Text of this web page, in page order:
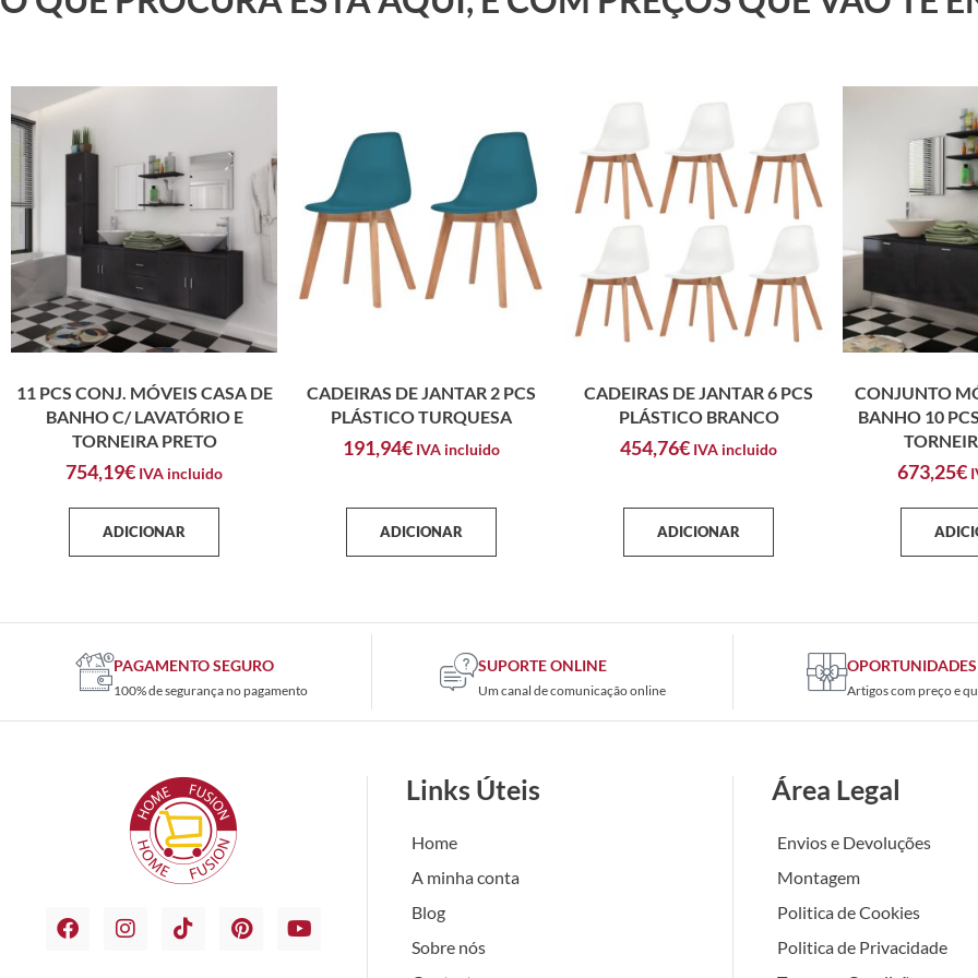
11 PCS CONJ. MÓVEIS CASA DE
BANHO C/ LAVATÓRIO E
TORNEIRA PRETO
754,19€ IVA incluido
ADICIONAR
CADEIRAS DE JANTAR 2 PCS
PLÁSTICO TURQUESA
191,94€ IVA incluido
ADICIONAR
CADEIRAS DE JANTAR 6 PCS
PLÁSTICO BRANCO
454,76€ IVA incluido
ADICIONAR
CONJUNTO
BANHO 10
673,25€
PAGAMENTO SEGURO
100% de segurança no pagamento
SUPORTE ONLINE
Um canal de comunicação online
OPORTUNIDADES
Artigos com preço e
Links Úteis
Home
A minha conta
Blog
Sobre nós
Área Legal
Envios e Devoluções
Montagem
Politica de Cookies
Politica de Privacidade